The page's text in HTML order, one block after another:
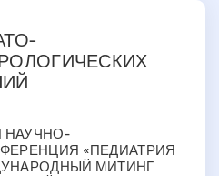
НАУЧНО-
«ПЕДИАТРИЯ
МИТИНГ